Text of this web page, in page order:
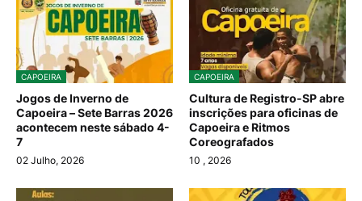
CAPOEIRA
Jogos de Inverno de
Capoeira – Sete Barras 2026
acontecem neste sábado 4-
7
02 Julho, 2026
CAPOEIRA
Cultura de Registro-SP abre
inscrições para oficinas de
Capoeira e Ritmos
Coreografados
10 , 2026